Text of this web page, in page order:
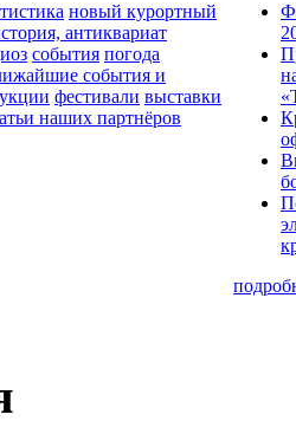
новый курортный
антиквариат
события погода
события и
фестивали выставки
наших партнёров